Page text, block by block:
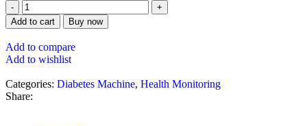
Add to cart Buy now
Add to compare
Add to wishlist
Categories: Diabetes Machine, Health Monitoring
Share: